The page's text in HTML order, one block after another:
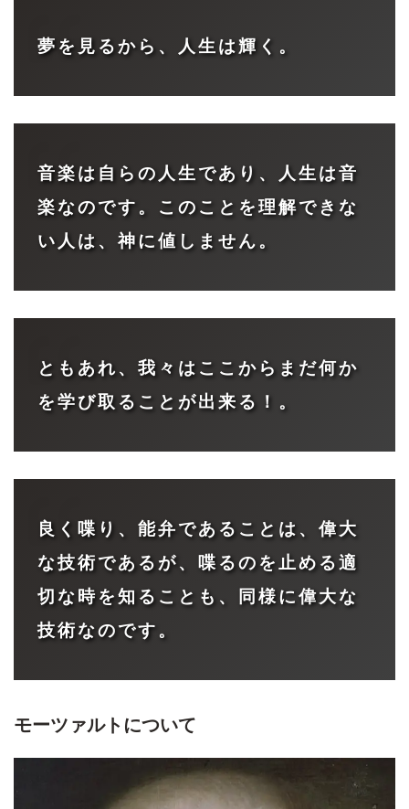
夢を見るから、人生は輝く。
音楽は自らの人生であり、人生は音
楽なのです。このことを理解できな
い人は、神に値しません。
ともあれ、我々はここからまだ何か
を学び取ることが出来る！。
良く喋り、能弁であることは、偉大
な技術であるが、喋るのを止める適
切な時を知ることも、同様に偉大な
技術なのです。
モーツァルト について